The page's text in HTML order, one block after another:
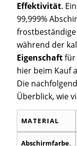
Effektivität.
99,999%
während der
Eigenschaftfür
hier beim Kauf
Die
Überblick, wie
MATERIAL
MATERIAL
Abschirmfarbe.